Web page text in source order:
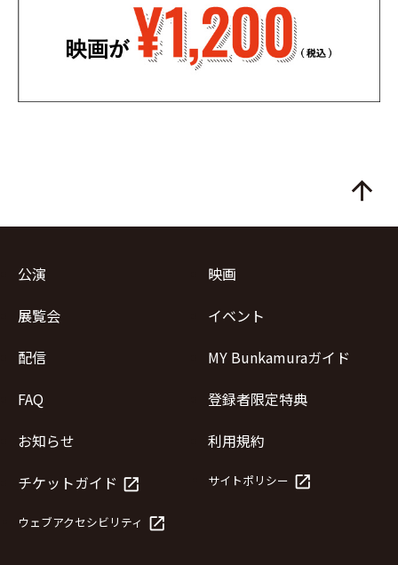
arrow_upward
公演
映画
展覧会
イベント
配信
MY Bunkamuraガイド
FAQ
登録者限定特典
お知らせ
利用規約
チケットガイド launch サイトポリシー launch
ウェブアクセシビリティ launch